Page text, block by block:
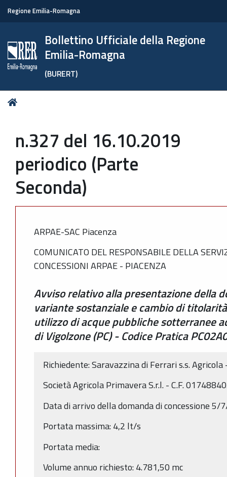
Regione Emilia-Romagna
Bollettino Ufficiale della Regione
Emilia-Romagna
(BURERT)
Tu
n.327 del 16.10.2019
periodico (Parte
Seconda)
ARPAE-SAC Piacenza
COMUNICATO DEL RESPONSABILE DELLA
CONCESSIONI ARPAE - PIACENZA
Avviso relativo alla presentazione della
variante sostanziale e cambio di
utilizzo di acque pubbliche sotterranee
di Vigolzone (PC) - Codice Pratica
Richiedente: Saravazzina di Ferrari s.s.
Società Agricola Primavera S.r.l. - C.F.
Data di arrivo della domanda di concessione 5/
Portata massima: 4,2 lt/s
Portata media:
Volume annuo richiesto: 4.781,50 mc